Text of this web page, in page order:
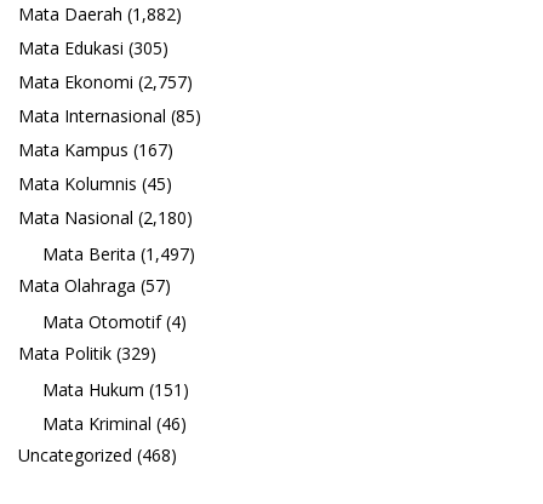
Mata Daerah (1,882)
Mata Edukasi (305)
Mata Ekonomi (2,757)
Mata Internasional (85)
Mata Kampus (167)
Mata Kolumnis (45)
Mata Nasional (2,180)
Mata Berita (1,497)
Mata Olahraga (57)
Mata Otomotif(4)
Mata Politik (329)
Mata Hukum (151)
Mata Kriminal (46)
Uncategorized (468)